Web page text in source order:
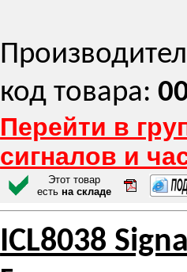
код товара:
Перейти в
сигналов и
Этот товар
есть на складе
ICL8038